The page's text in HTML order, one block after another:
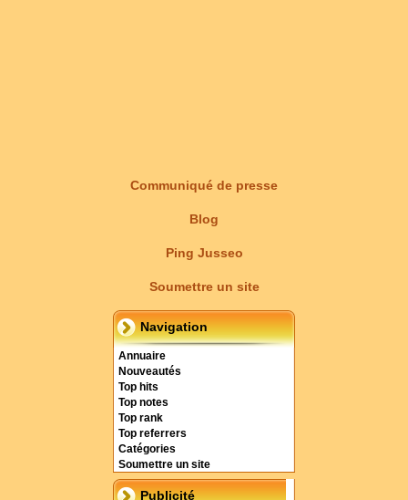
Communiqué de presse
Blog
Ping Jusseo
Soumettre un site
Navigation
Annuaire
Nouveautés
Top hits
Top notes
Top rank
Top referrers
Catégories
Soumettre un site
Publicité